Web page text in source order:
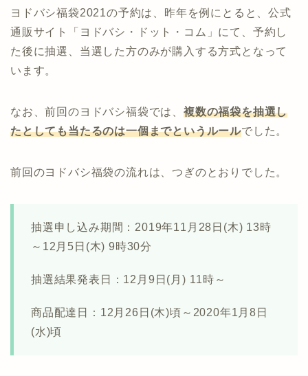
ヨドバシ福袋2021の予約は、昨年を例にとると、公式
通販サイト「ヨドバシ・ドット・コム」にて、予約し
た後に抽選、当選した方のみが購入する方式となって
います。
なお、前回のヨドバシ福袋では、 複数の福袋を抽選し
たとしても当たるのは一個までというルールでした。
前回のヨドバシ福袋の流れは、つぎのとおりでした。
抽選申し込み期間：2019年11月28日(木) 13時
～12月5日(木) 9時30分
抽選結果発表日：12月9日(月) 11時～
商品配達日：12月26日(木)頃～2020年1月8日
(水)頃